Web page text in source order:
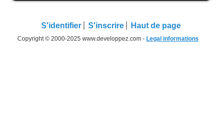
S'identifier S'inscrire Haut de page
Copyright © 2000-2025 www.developpez.com - Legal informations